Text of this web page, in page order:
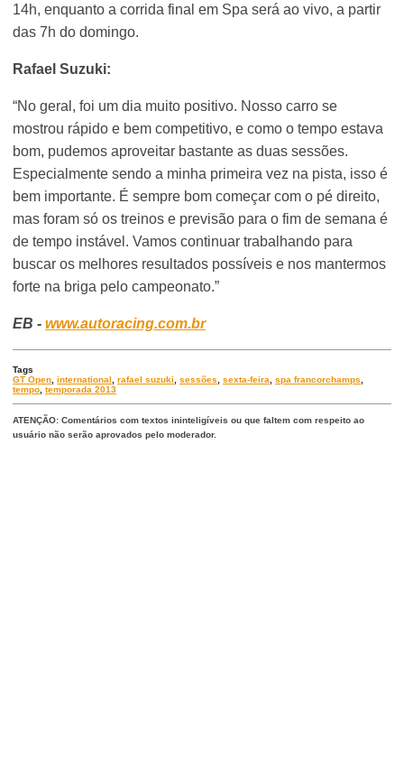
14h, enquanto a corrida final em Spa será ao vivo, a partir
das 7h do domingo.
Rafael Suzuki:
“No geral, foi um dia muito positivo. Nosso carro se
mostrou rápido e bem competitivo, e como o tempo estava
bom, pudemos aproveitar bastante as duas sessões.
Especialmente sendo a minha primeira vez na pista, isso é
bem importante. É sempre bom começar com o pé direito,
mas foram só os treinos e previsão para o fim de semana é
de tempo instável. Vamos continuar trabalhando para
buscar os melhores resultados possíveis e nos mantermos
forte na briga pelo campeonato.”
EB -www.autoracing.com.br
Tags
GT Open,international,rafael suzuki,sessões,sexta-feira,spa francorchamps,
tempo,temporada 2013
ATENÇÃO: Comentários com textos ininteligíveis ou que faltem com respeito ao
usuário não serão aprovados pelo moderador.